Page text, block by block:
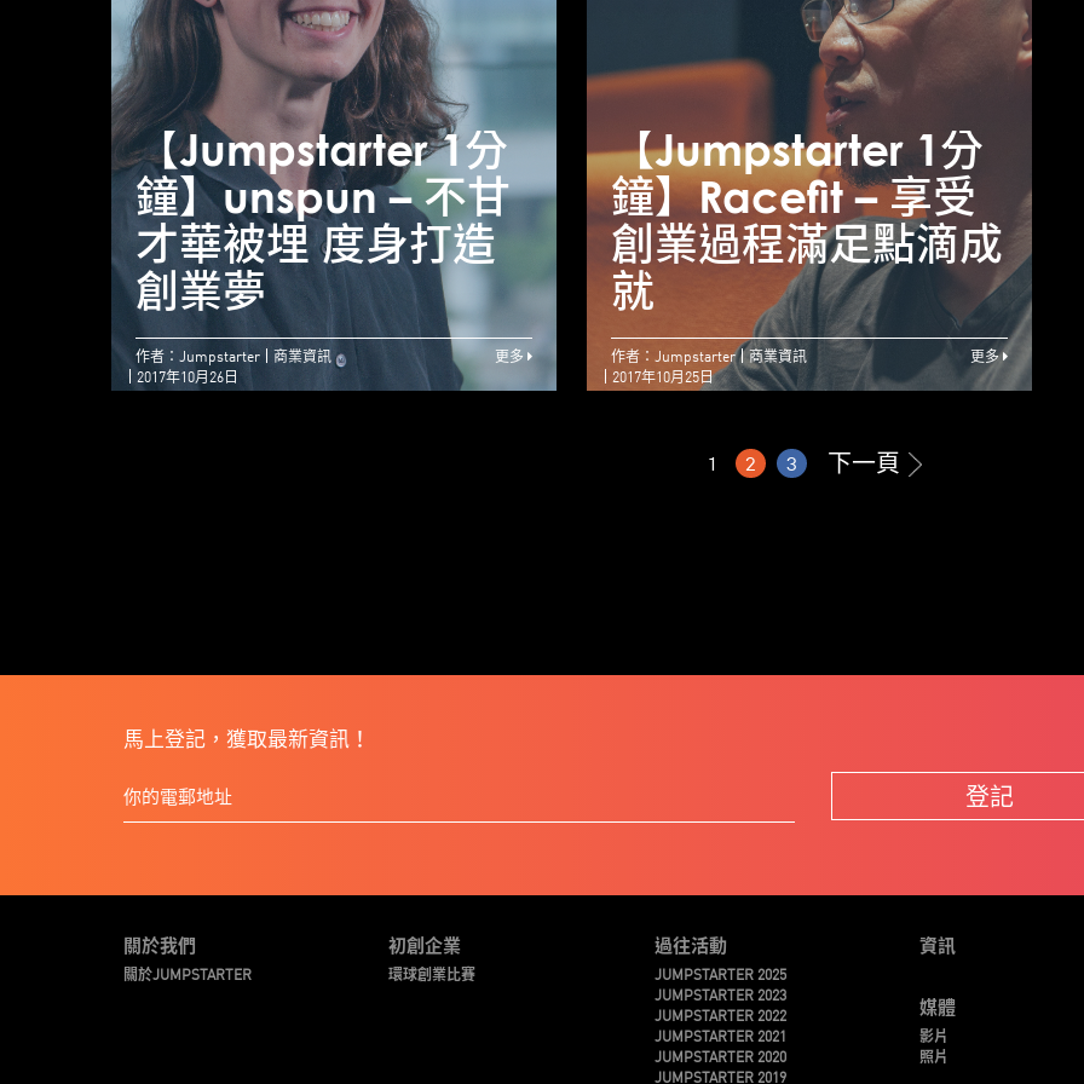
【Jumpstarter 1分
鐘】unspun – 不甘
才華被埋 度身打造
創業夢
【Jumpstarter 1分
鐘】unspun – 不甘
才華被埋 度身打造
創業夢
作者：Jumpstarter
商業資訊
2017年10月26日
更多
【Jumpstarter 1分
鐘】Racefit – 享受
創業過程滿足點滴成
就
作者：Jumpstarter
商業資訊
2017年10月25日
更多
1 2 3 下一頁
馬上登記，獲取最新資訊！
登記
關於我們
關於JUMPSTARTER
初創企業
環球創業比賽
過往活動
JUMPSTARTER 2025
JUMPSTARTER 2023
JUMPSTARTER 2022
JUMPSTARTER 2021
JUMPSTARTER 2020
JUMPSTARTER 2019
資訊
媒體
影片
照片